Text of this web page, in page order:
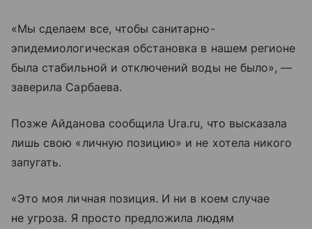
«Мы сделаем все, чтобы санитарно-
эпидемиологическая обстановка в нашем регионе
была стабильной и отключений воды не было», —
заверила Сарбаева.
Позже Айданова сообщила Ura.ru, что высказала
лишь свою «личную позицию» и не хотела никого
запугать.
«Это моя личная позиция. И ни в коем случае
не угроза. Я просто предложила людям